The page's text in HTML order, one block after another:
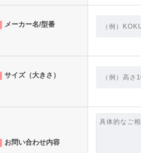
メーカー名/型番
サイズ（大きさ）
お問い合わせ内容